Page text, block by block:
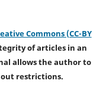
Commons (CC-BY
of articles in an
allows the author to
restrictions.